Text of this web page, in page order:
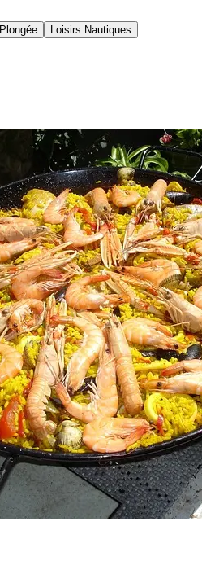
Plongée
Loisirs Nautiques